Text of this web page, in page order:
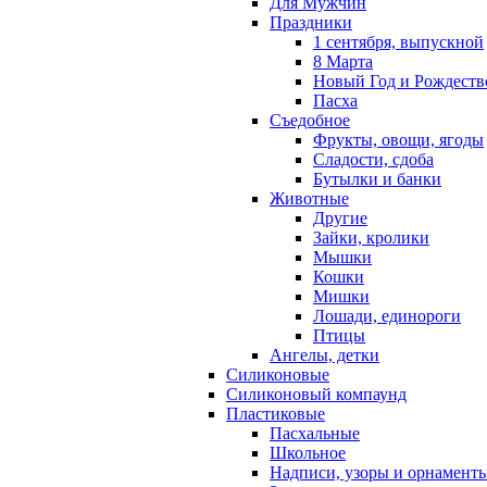
Праздники
1 сентября, выпускной
8 Марта
Новый Год и
Пасха
Съедобное
Фрукты, овощи, ягоды
Сладости, сдоба
Бутылки и банки
Животные
Другие
Зайки, кролики
Мышки
Кошки
Мишки
Лошади, единороги
Птицы
Ангелы, детки
Силиконовые
Силиконовый компаунд
Пластиковые
Пасхальные
Школьное
Надписи, узоры и